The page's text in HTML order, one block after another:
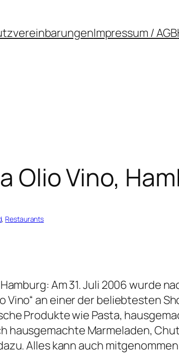
Impressum / AGB
Olio Vino,
, Restaurants
Am 31. Juli 2006 wurde
Vino“ an einer der beliebtesten
Produkte wie Pasta,
hausgemachte Marmeladen,
Alles kann auch